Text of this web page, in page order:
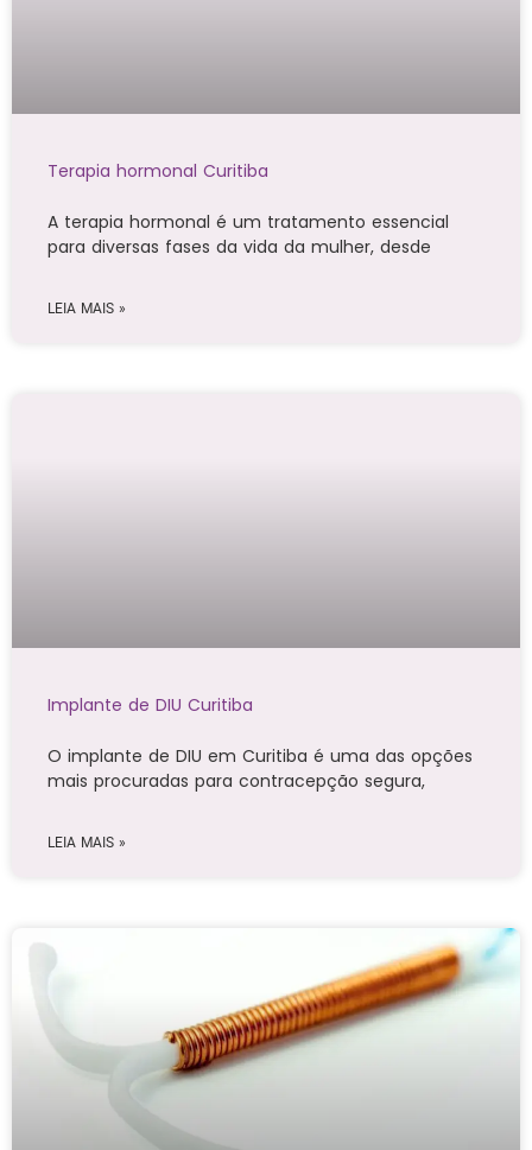
Terapia hormonal Curitiba
A terapia hormonal é um tratamento essencial
para diversas fases da vida da mulher, desde
LEIA MAIS »
Implante de DIU Curitiba
O implante de DIU em Curitiba é uma das opções
mais procuradas para contracepção segura,
LEIA MAIS »